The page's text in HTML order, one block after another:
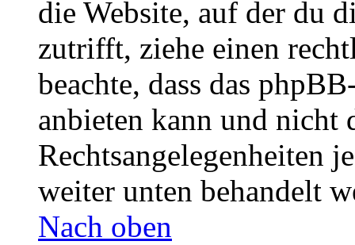
die Website, auf der du
zutrifft, ziehe einen
beachte, dass das
anbieten kann und nicht
Rechtsangelegenheiten
weiter unten behandelt
Nach oben